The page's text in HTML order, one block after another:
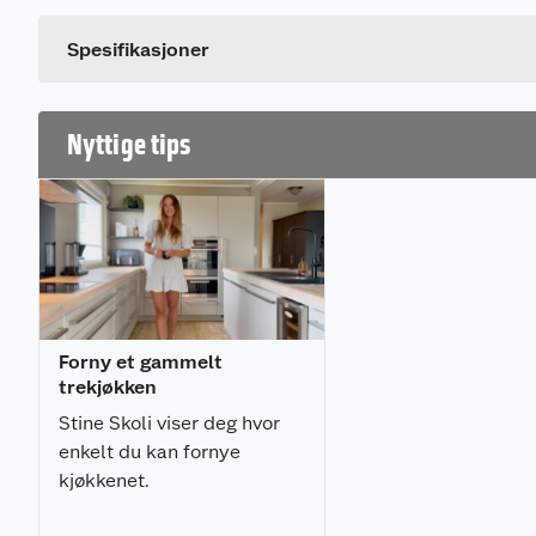
Spesifikasjoner
Nyttige tips
Forny et gammelt
trekjøkken
Stine Skoli viser deg hvor
enkelt du kan fornye
kjøkkenet.